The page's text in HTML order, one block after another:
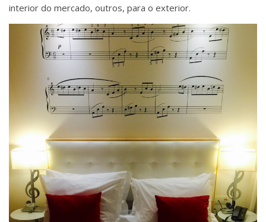
interior do mercado, outros, para o exterior.